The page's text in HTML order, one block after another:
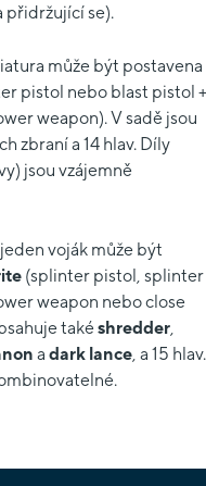
přidržující se).
může být postavena
pistol nebo blast pistol +
weapon). V sadě jsou
zbraní a 14 hlav. Díly
jsou vzájemně
voják může být
(splinter pistol, splinter
weapon nebo close
takéshredder,
a dark lance, a 15 hlav.